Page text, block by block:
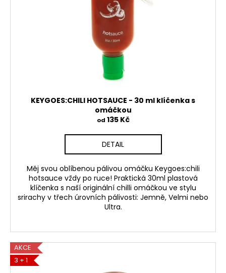
KEYGOES:CHILI HOTSAUCE - 30 ml klíčenka s
omáčkou
od 135 Kč
DETAIL
Měj svou oblíbenou pálivou omáčku Keygoes:chili
hotsauce vždy po ruce! Praktická 30ml plastová
klíčenka s naší originální chilli omáčkou ve stylu
srirachy v třech úrovních pálivosti: Jemně, Velmi nebo
Ultra.
AKCE
3 + 1